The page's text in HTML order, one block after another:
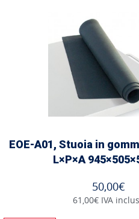
EOE-A01, Stuoia in
L×P×A
50,00€
61,00€ IVA